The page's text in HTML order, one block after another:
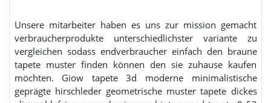
Unsere mitarbeiter haben es uns zur mission gemacht
verbraucherprodukte unterschiedlichster variante zu
vergleichen sodass endverbraucher einfach den braune
tapete muster finden können den sie zuhause kaufen
möchten. Giow tapete 3d moderne minimalistische
geprägte hirschleder geometrische muster tapete dickes